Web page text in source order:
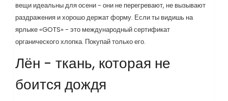
вещи идеальны для осени - они не перегревают, не вызывают
раздражения и хорошо держат форму. Если ты видишь на
ярлыке «GOTS» - это международный сертификат
органического хлопка. Покупай только его.
Лён - ткань, которая не
боится дождя